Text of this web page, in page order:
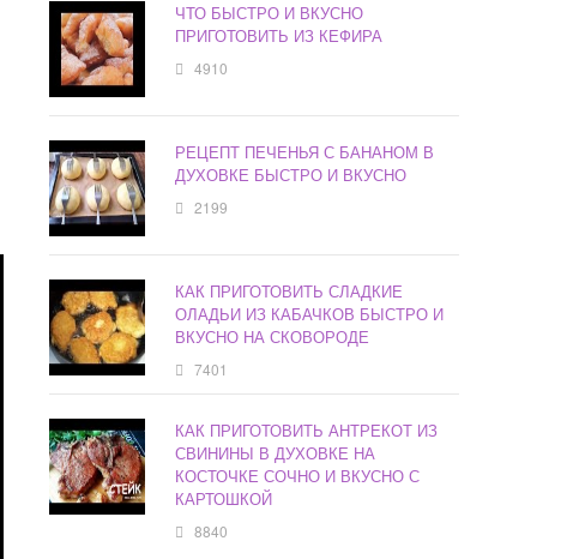
ЧТО БЫСТРО И ВКУСНО
ПРИГОТОВИТЬ ИЗ КЕФИРА
4910
РЕЦЕПТ ПЕЧЕНЬЯ С БАНАНОМ В
ДУХОВКЕ БЫСТРО И ВКУСНО
2199
КАК ПРИГОТОВИТЬ СЛАДКИЕ
ОЛАДЬИ ИЗ КАБАЧКОВ БЫСТРО И
ВКУСНО НА СКОВОРОДЕ
7401
КАК ПРИГОТОВИТЬ АНТРЕКОТ ИЗ
СВИНИНЫ В ДУХОВКЕ НА
КОСТОЧКЕ СОЧНО И ВКУСНО С
КАРТОШКОЙ
8840